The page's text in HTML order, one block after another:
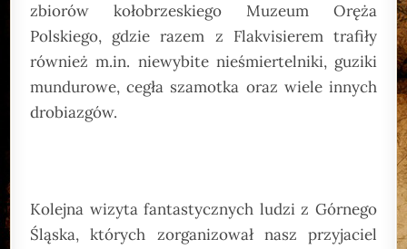
zbiorów kołobrzeskiego Muzeum Oręża
Polskiego, gdzie razem z Flakvisierem trafiły
również m.in. niewybite nieśmiertelniki, guziki
mundurowe, cegła szamotka oraz wiele innych
drobiazgów.
Kolejna wizyta fantastycznych ludzi z Górnego
Śląska, których zorganizował nasz przyjaciel